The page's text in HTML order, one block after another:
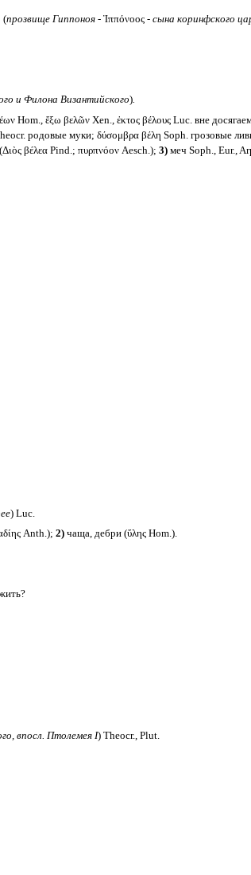
(прозвище Гиппоноя -Ἰππόνοος - сына коринфского
и Филона Византийского).
Hom., ἔξω βελῶν Xen., ἐκτος βέλους Luc. вне
родовые муки; δύσομβρα βέλη Soph. грозовые
βέλεα Pind.; πυρπνόον Aesch.); 3)меч Soph., Eur.,
) Luc.
Anth.); 2)чаща, дебри (ὕλης Hom.).
впосл. Птолемея I) Theocr., Plut.